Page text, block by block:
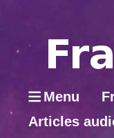
Menu
Articles